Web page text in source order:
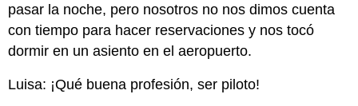
pasar la noche, pero nosotros no nos dimos cuenta
con tiempo para hacer reservaciones y nos tocó
dormir en un asiento en el aeropuerto.
Luisa: ¡Qué buena profesión, ser piloto!